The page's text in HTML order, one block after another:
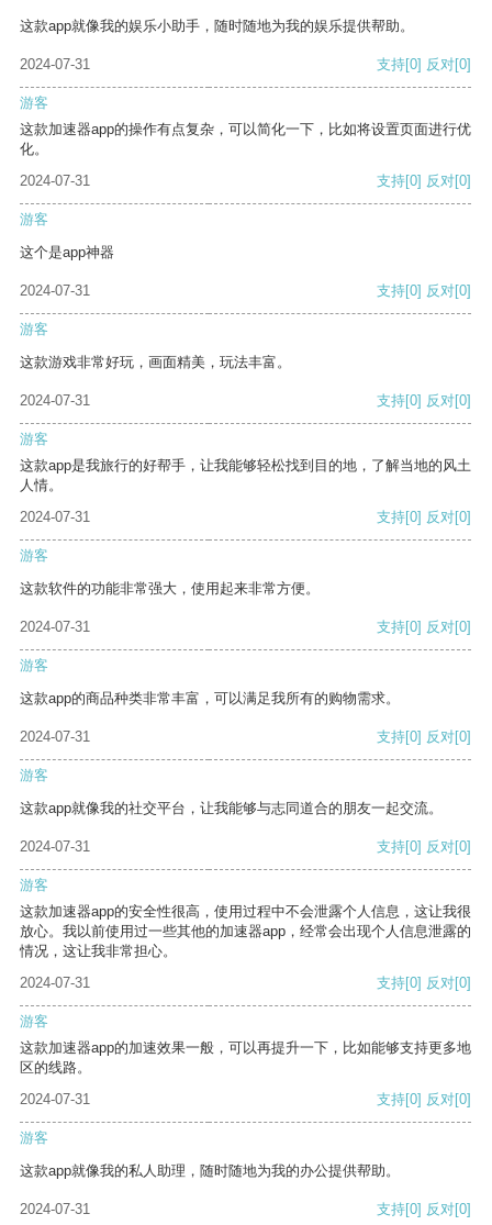
这款app就像我的娱乐小助手，随时随地为我的娱乐提供帮助。
2024-07-31 支持[0] 反对[0]
游客
这款加速器app的操作有点复杂，可以简化一下，比如将设置页面进行优
化。
2024-07-31
支持[0] 反对[0]
游客
这个是app神器
2024-07-31 支持[0] 反对[0]
游客
这款游戏非常好玩，画面精美，玩法丰富。
2024-07-31 支持[0] 反对[0]
游客
这款app是我旅行的好帮手，让我能够轻松找到目的地，了解当地的风土
人情。
2024-07-31
支持[0] 反对[0]
游客
这款软件的功能非常强大，使用起来非常方便。
2024-07-31 支持[0] 反对[0]
游客
这款app的商品种类非常丰富，可以满足我所有的购物需求。
2024-07-31 支持[0] 反对[0]
游客
这款app就像我的社交平台，让我能够与志同道合的朋友一起交流。
2024-07-31 支持[0] 反对[0]
游客
这款加速器app的安全性很高，使用过程中不会泄露个人信息，这让我很
放心。我以前使用过一些其他的加速器app，经常会出现个人信息泄露的
情况，这让我非常担心。
2024-07-31
支持[0] 反对[0]
游客
这款加速器app的加速效果一般，可以再提升一下，比如能够支持更多地
区的线路。
2024-07-31
支持[0] 反对[0]
游客
这款app就像我的私人助理，随时随地为我的办公提供帮助。
2024-07-31 支持[0] 反对[0]